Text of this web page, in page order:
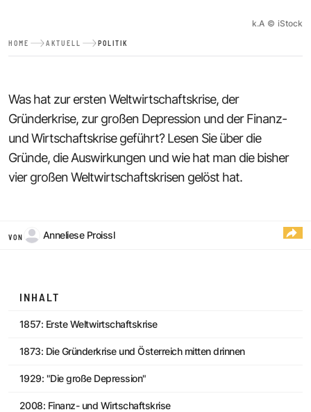
k.A © iStock
HOME AKTUELL POLITIK
Was hat zur ersten Weltwirtschaftskrise, der
Gründerkrise, zur großen Depression und der Finanz-
und Wirtschaftskrise geführt? Lesen Sie über die
Gründe, die Auswirkungen und wie hat man die bisher
vier großen Weltwirtschaftskrisen gelöst hat.
VON Anneliese Proissl
INHALT
1857: Erste Weltwirtschaftskrise
1873: Die Gründerkrise und Österreich mitten drinnen
1929: "Die große Depression"
2008: Finanz- und Wirtschaftskrise